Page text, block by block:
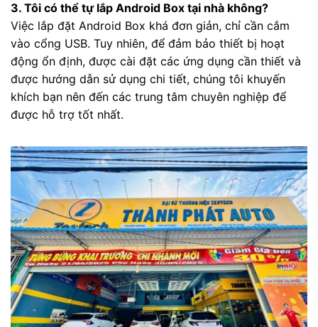
3. Tôi có thể tự lắp Android Box tại nhà không?
Việc lắp đặt Android Box khá đơn giản, chỉ cần cắm
vào cổng USB. Tuy nhiên, để đảm bảo thiết bị hoạt
động ổn định, được cài đặt các ứng dụng cần thiết và
được hướng dẫn sử dụng chi tiết, chúng tôi khuyến
khích bạn nên đến các trung tâm chuyên nghiệp để
được hỗ trợ tốt nhất.